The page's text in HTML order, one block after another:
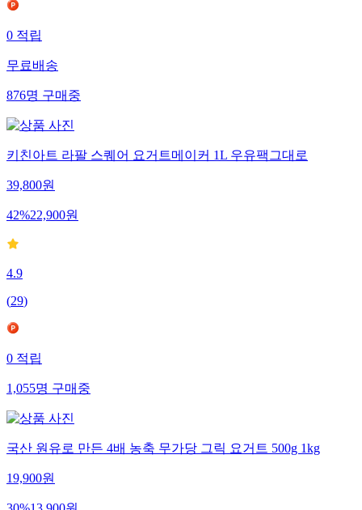
0적립
무료배송
876명구매중
키친아트 라팔 스퀘어 요거트메이커 1L 우유팩그대로
39,800원
42%22,900원
4.9
(29)
0적립
1,055명구매중
국산 원유로 만든 4배 농축 무가당 그릭 요거트 500g 1kg
19,900원